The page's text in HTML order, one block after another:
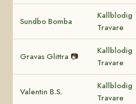
Sundbo Bomba
Kallblodig
Travare
Gravas Glittra 📷
Kallblodig
Travare
Valentin B.S.
Kallblodig
Travare